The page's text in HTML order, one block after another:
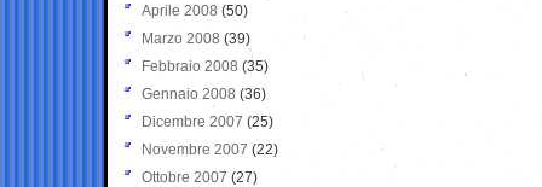
Aprile 2008 (50)
Marzo 2008 (39)
Febbraio 2008 (35)
Gennaio 2008 (36)
Dicembre 2007 (25)
Novembre 2007 (22)
Ottobre 2007 (27)